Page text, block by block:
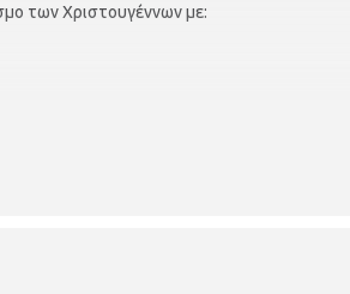
των Χριστουγέννων με:
με παραδοσιακά κάλαντα και